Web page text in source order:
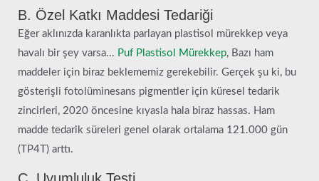
B. Özel Katkı Maddesi Tedariği
Eğer aklınızda karanlıkta parlayan plastisol mürekkep veya
havalı bir şey varsa... Puf Plastisol Mürekkep, Bazı ham
maddeler için biraz beklememiz gerekebilir. Gerçek şu ki, bu
gösterişli fotolüminesans pigmentler için küresel tedarik
zincirleri, 2020 öncesine kıyasla hala biraz hassas. Ham
madde tedarik süreleri genel olarak ortalama 121.000 gün
(TP4T) arttı.